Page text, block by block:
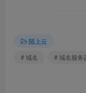
陌上云
# 域名
# 域名服务